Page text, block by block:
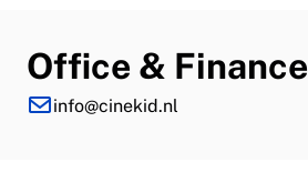
Office & Finance
info@cinekid.nl